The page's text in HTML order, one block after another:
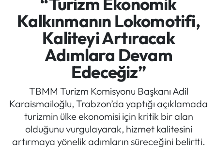
Kalkınmanın Lokomotifi,
Kaliteyi Artıracak
Adımlara Devam
Edeceğiz”
TBMM Turizm Komisyonu Başkanı Adil
Karaismailoğlu, Trabzon’da yaptığı açıklamada
turizmin ülke ekonomisi için kritik bir alan
olduğunu vurgulayarak, hizmet kalitesini
artırmaya yönelik adımların süreceğini belirtti.
Kültür/Sanat
Politika
Politik Kulis
Magazin
Mektup Galeri
Süper Lig Puan Durumu ve Fikstür
Tüm Manşetler
Son Dakika Haberleri
Haber Arşivi